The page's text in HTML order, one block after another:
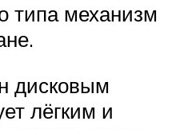
типа механизм
дисковым
лёгким и